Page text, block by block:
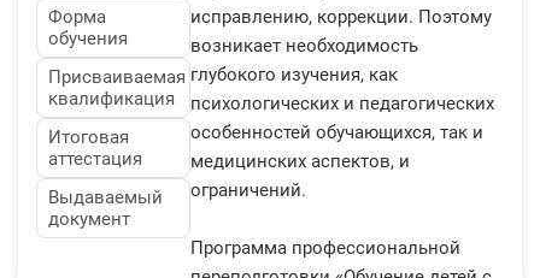
Форма
обучения
Присваиваемая
квалификация
Итоговая
аттестация
Выдаваемый
документ
исправлению, коррекции. Поэтому
возникает необходимость
глубокого изучения, как
психологических и педагогических
особенностей обучающихся, так и
медицинских аспектов, и
ограничений.
Программа профессиональной